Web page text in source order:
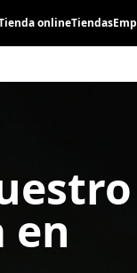
onlineTiendas
en